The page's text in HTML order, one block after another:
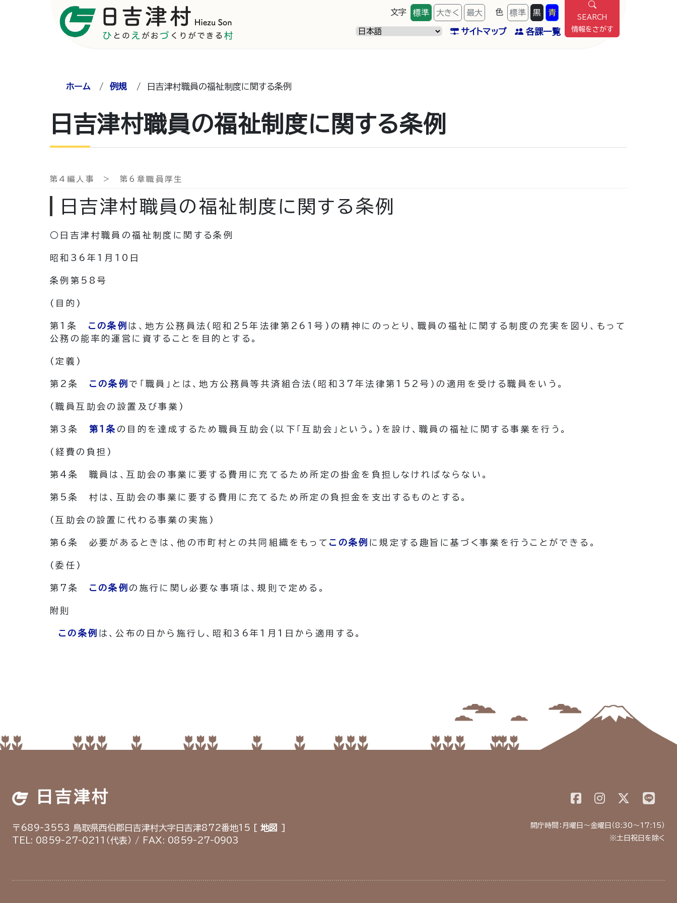
文字 標準 大きく 最大 色 標準 黒 青
サイトマップ 各課一覧
SEARCH
情報をさがす
ホーム /例規 / 日吉津村職員の福祉制度に関する条例
日吉津村職員の福祉制度に関する条例
第4編人事 > 第6章職員厚生
日吉津村職員の福祉制度に関する条例
○日吉津村職員の福祉制度に関する条例
昭和36年1月10日
条例第58号
(目的)
第1条 この条例 は、地方公務員法 (昭和25年法律第261号) の精神にのっとり、職員の福祉に関する制度の充実を図り、もって
公務の能率的運営に資することを目的とする。
(定義)
第2条 この条例 で「職員」とは、地方公務員等共済組合法 (昭和37年法律第152号) の適用を受ける職員をいう。
(職員互助会の設置及び事業)
第3条 第1条 の目的を達成するため職員互助会 (以下「互助会」という。) を設け、職員の福祉に関する事業を行う。
(経費の負担)
第4条 職員は、互助会の事業に要する費用に充てるため所定の掛金を負担しなければならない。
第5条 村は、互助会の事業に要する費用に充てるため所定の負担金を支出するものとする。
(互助会の設置に代わる事業の実施)
第6条 必要があるときは、他の市町村との共同組織をもって この条例 に規定する趣旨に基づく事業を行うことができる。
(委任)
第7条 この条例 の施行に関し必要な事項は、規則で定める。
附 則
この条例 は、公布の日から施行し、昭和36年1月1日から適用する。
日吉津村
〒689-3553 鳥取県西伯郡日吉津村大字日吉津872番地15 [ 地図
]
TEL: 0859-27-0211（代表）
/ FAX: 0859-27-0903
開庁時間：月曜日～金曜日（8:30～17:15）
※土日祝日を除く